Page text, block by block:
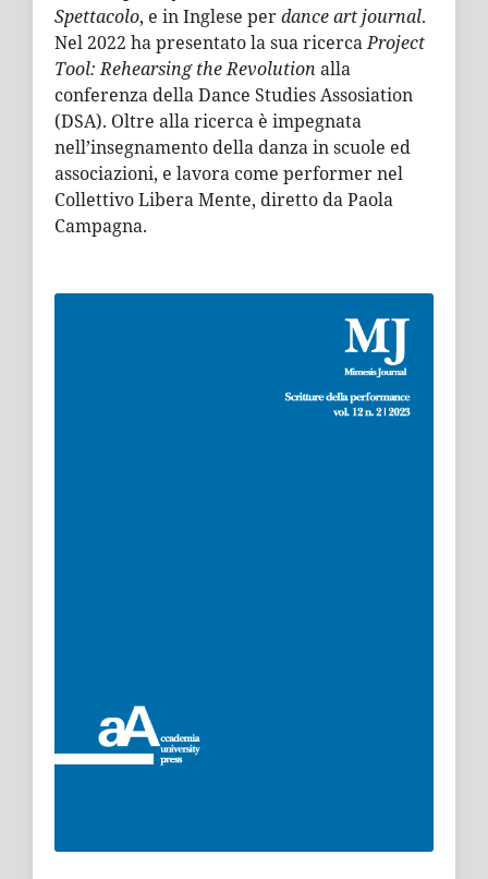
Spettacolo, e in Inglese perdance art journal.
Nel 2022 ha presentato la sua ricercaProject
Tool: Rehearsing the Revolution alla
conferenza della Dance Studies Assosiation
(DSA). Oltre alla ricerca è impegnata
nell’insegnamento della danza in scuole ed
associazioni, e lavora come performer nel
Collettivo Libera Mente, diretto da Paola
Campagna.